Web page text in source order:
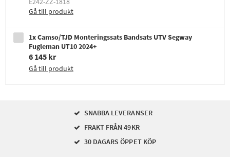
Gå till produkt
1x Camso/TJD Monteringssats Bandsats UTV Segway
Fugleman UT10 2024+
6 145 kr
Gå till produkt
SNABBA LEVERANSER
FRAKT FRÅN 49KR
30 DAGARS ÖPPET KÖP